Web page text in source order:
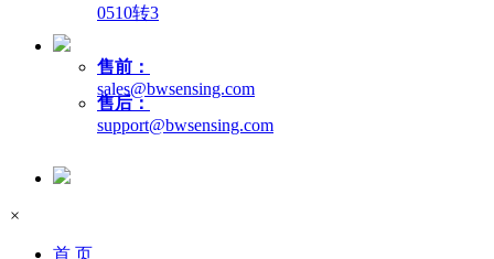
0510转3
售前：
sales@bwsensing.com
售后：
support@bwsensing.com
×
首 页